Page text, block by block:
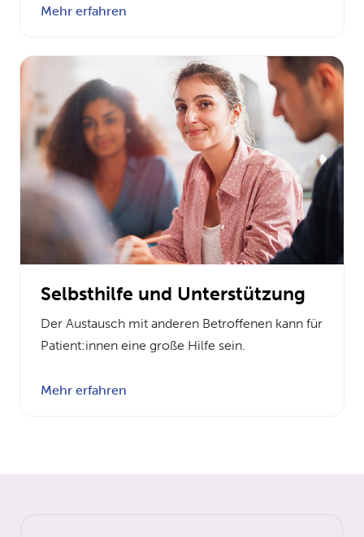
Mehr erfahren
Selbsthilfe und Unterstützung
Der Austausch mit anderen Betroffenen kann für
Patient:innen eine große Hilfe sein.
Mehr erfahren